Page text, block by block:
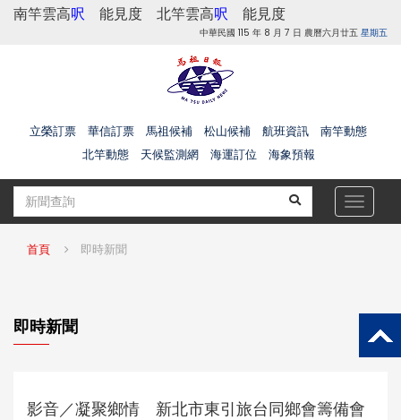
南竿雲高呎 能見度 北竿雲高呎 能見度
中華民國 115 年 8 月 7 日 農曆六月廿五 星期五
立榮訂票 華信訂票 馬祖候補 松山候補 航班資訊
南竿動態
北竿動態
天候監測網 海運訂位 海象預報
Toggle
首頁 即時新聞
即時新聞
影音／凝聚鄉情 新北市東引旅台同鄉會籌備會